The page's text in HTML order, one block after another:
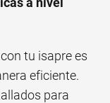
tu isapre es
eficiente.
para